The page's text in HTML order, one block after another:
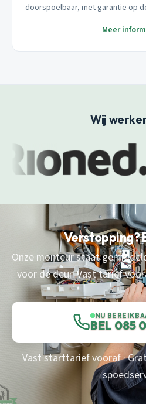
doorspoelbaar, met garantie op
Meer
Wij
Verstopping?
Onze monteur staat
voor de deur. Vast tarief
NU
BEL 085
Vast starttarief vooraf ·